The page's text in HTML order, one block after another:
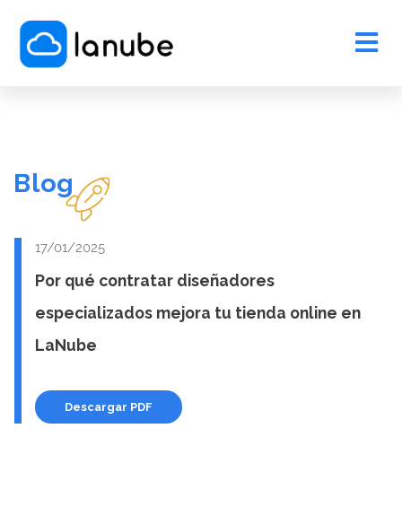
Blog
17/01/2025
Por qué contratar diseñadores
especializados mejora tu tienda online en
LaNube
Descargar PDF